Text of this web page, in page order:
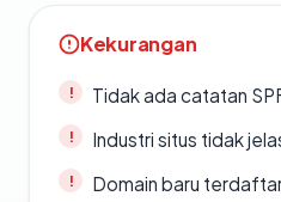
Kekurangan
Tidak ada catatan
Industri situs tidak
Domain baru